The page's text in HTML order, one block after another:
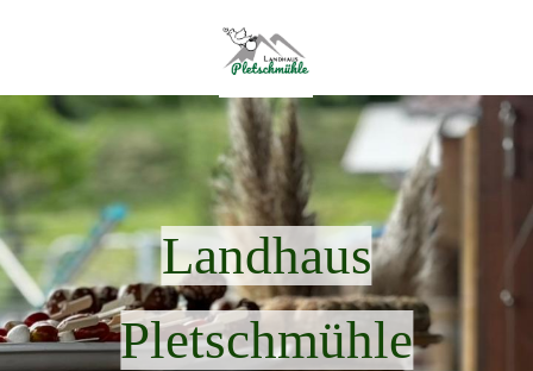
Landhaus
Pletschmühle